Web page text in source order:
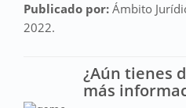
Publicado por: Ámbito
2022.
¿Aún tienes
más